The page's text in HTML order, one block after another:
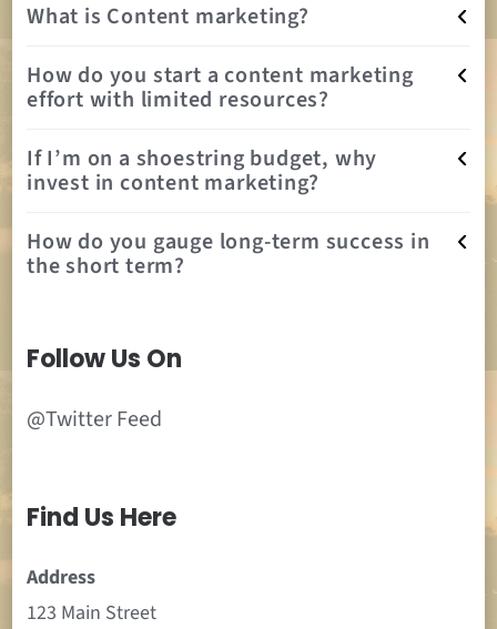
What is Content marketing?
How do you start a content marketing
effort with limited resources?
If I’m on a shoestring budget, why
invest in content marketing?
How do you gauge long-term success in
the short term?
Follow Us On
@Twitter Feed
Find Us Here
Address
123 Main Street